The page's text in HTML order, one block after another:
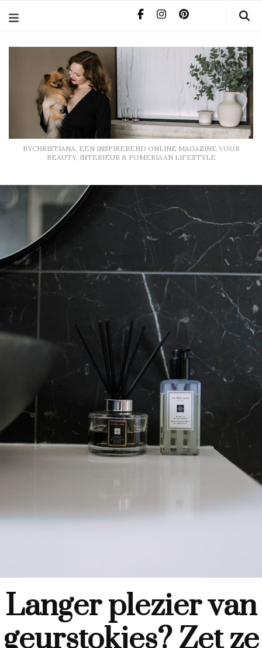
BYCHRISTIANA, EEN INSPIREREND ONLINE MAGAZINE VOOR
BEAUTY, INTERIEUR & POMERIAAN LIFESTYLE
Langer plezier van
geurstokjes? Zet ze